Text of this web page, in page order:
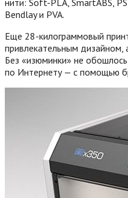
Bendlay и PVA.
Еще 28-килограммовый
привлекательным
Без «изюминки» не
по Интернету — с помощью